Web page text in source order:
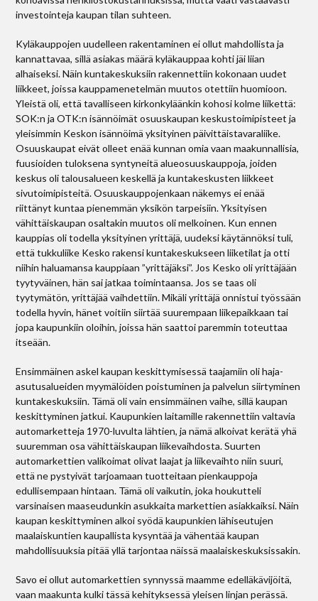
investointeja kaupan tilan suhteen.
Kyläkauppojen uudelleen rakentaminen ei ollut mahdollista ja
kannattavaa, sillä asiakas­ määrä kyläkauppaa kohti jäi liian
alhaiseksi. Näin kuntakeskuksiin rakennettiin kokonaan uudet
liikkeet, joissa kauppamenetelmän muutos otettiin huomioon.
Yleistä oli, että tavalliseen kirkonkyläänkin kohosi kolme liikettä:
SOK:n ja OTK:n isännöimät osuuskaupan keskustoimipisteet ja
yleisimmin Keskon isännöimä yksityinen päivittäistavaraliike.
Osuuskaupat eivät olleet enää kunnan omia vaan maakunnallisia,
fuusioiden tuloksena syntyneitä alueosuuskauppoja, joiden
keskus oli talousalueen keskellä ja kuntakeskusten liikkeet
sivutoimipisteitä. Osuuskauppojenkaan näkemys ei enää
riittänyt kuntaa pienemmän yksikön tarpeisiin. Yksityisen
vähittäiskaupan osaltakin muutos oli melkoinen. Kun ennen
kauppias oli todella yksityinen yrittäjä, uudeksi käytännöksi tuli,
että tukkuliike Kesko rakensi kuntakeskukseen liiketilat ja otti
niihin haluamansa kauppiaan ”yrittäjäksi”. Jos Kesko oli yrittäjään
tyytyväinen, hän sai jatkaa toimintaansa. Jos se taas oli
tyytymätön, yrittäjää vaihdettiin. Mikäli yrittäjä onnistui työssään
todella hyvin, hänet voitiin siirtää suurempaan liikepaikkaan tai
jopa kaupunkiin oloihin, joissa hän saattoi paremmin toteuttaa
itseään.
Ensimmäinen askel kaupan keskittymisessä taajamiin oli haja-
asutusalueiden myymälöiden poistuminen ja palvelun siirtyminen
kuntakeskuksiin. Tämä oli vain ensimmäinen vaihe, sillä kaupan
keskittyminen jatkui. Kaupunkien laitamille rakennettiin valtavia
automarketteja 1970-luvulta lähtien, ja nämä alkoivat kerätä yhä
suuremman osa vähittäiskaupan liikevaihdosta. Suurten
automarkettien valikoimat olivat laajat ja liikevaihto niin suuri,
että ne pystyivät tarjoamaan tuotteitaan pienkauppoja
edullisempaan hintaan. Tämä oli vaikutin, joka houkutteli
varsinaisen maaseudunkin asukkaita markettien asiakkaiksi. Näin
kaupan keskittyminen alkoi syödä kaupunkien lähiseutujen
maalaiskuntien kaupallista kysyntää ja vähentää kaupan
mahdollisuuksia pitää yllä tarjontaa näissä maalaiskeskuksissakin.
Savo ei ollut automarkettien synnyssä maamme edelläkävijöitä,
vaan maakunta kulki tässä kehityksessä yleisen linjan perässä.